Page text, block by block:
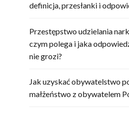
definicja, przesłanki i
Przestępstwo udzielania
czym polega i jaka
nie grozi?
Jak uzyskać obywatelstwo
małżeństwo z obywatelem